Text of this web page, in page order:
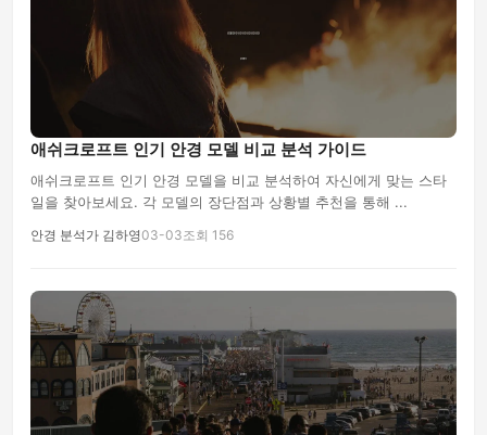
애쉬크로프트 인기 안경 모델 비교 분석 가이드
애쉬크로프트 인기 안경 모델을 비교 분석하여 자신에게 맞는 스타
일을 찾아보세요. 각 모델의 장단점과 상황별 추천을 통해 ...
안경 분석가 김하영03-03조회 156